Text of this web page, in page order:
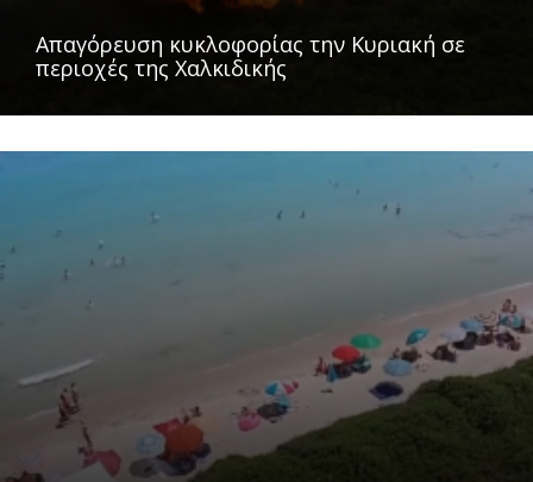
Απαγόρευση κυκλοφορίας την Κυριακή σε
περιοχές της Χαλκιδικής